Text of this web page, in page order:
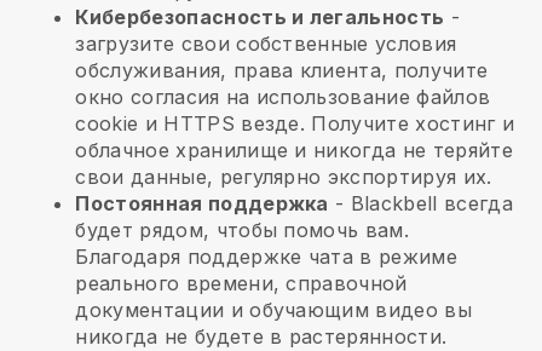
Кибербезопасность и легальность -
загрузите свои собственные условия
обслуживания, права клиента, получите
окно согласия на использование файлов
cookie и HTTPS везде. Получите хостинг и
облачное хранилище и никогда не теряйте
свои данные, регулярно экспортируя их.
Постоянная поддержка - Blackbell всегда
будет рядом, чтобы помочь вам.
Благодаря поддержке чата в режиме
реального времени, справочной
документации и обучающим видео вы
никогда не будете в растерянности.